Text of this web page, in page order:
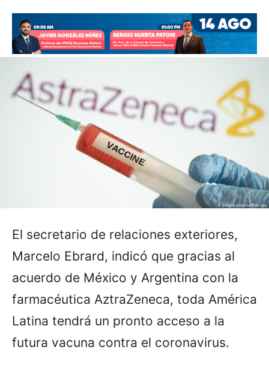
El secretario de relaciones exteriores,
Marcelo Ebrard, indicó que gracias al
acuerdo de México y Argentina con la
farmacéutica AztraZeneca, toda América
Latina tendrá un pronto acceso a la
futura vacuna contra el coronavirus.